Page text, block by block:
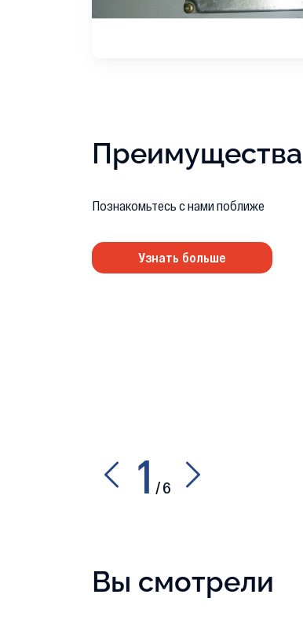
Преимущества
Познакомьтесь с нами поближе
Узнать больше
1 /6
Вы смотрели